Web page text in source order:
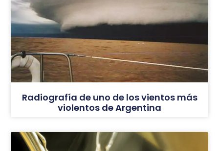
Radiografía de uno de los vientos más
violentos de Argentina